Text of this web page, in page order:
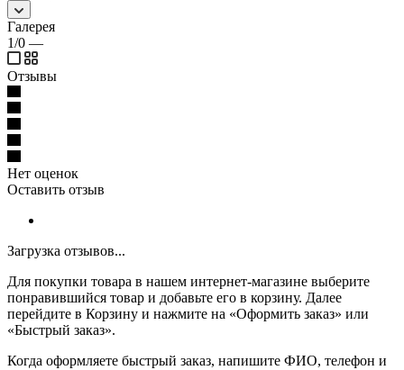
Галерея
1/0 —
Отзывы
Нет оценок
Оставить отзыв
Загрузка отзывов...
Для покупки товара в нашем интернет-магазине выберите
понравившийся товар и добавьте его в корзину. Далее
перейдите в Корзину и нажмите на «Оформить заказ» или
«Быстрый заказ».
Когда оформляете быстрый заказ, напишите ФИО, телефон и